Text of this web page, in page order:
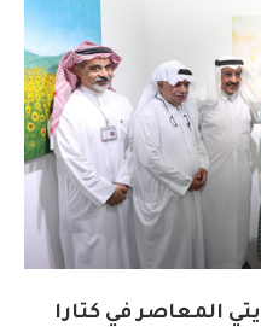
المعاصر في كتارا